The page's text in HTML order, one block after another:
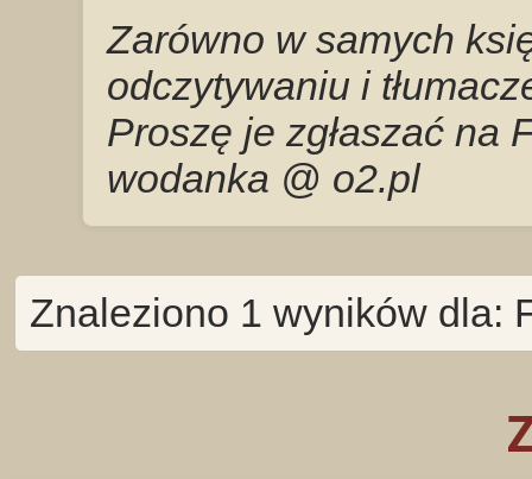
Zarówno w samych
odczytywaniu i
Proszę je zgłaszać na
wodanka @ o2.pl
Znaleziono 1 wyników dla: